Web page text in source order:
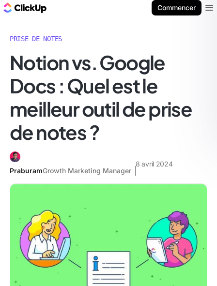
Commencer
PRISE DE NOTES
Notion vs. Google
Docs : Quel est le
meilleur outil de prise
de notes ?
PraburamGrowth Marketing Manager
8 avril 2024